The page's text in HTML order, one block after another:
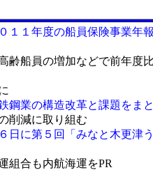
１１年度の船員保険事業年
齢船員の増加などで前年度
鋼業の構造改革と課題をま
削減に取り組む
日に第５回「みなと木更津う
組合も内航海運をPR